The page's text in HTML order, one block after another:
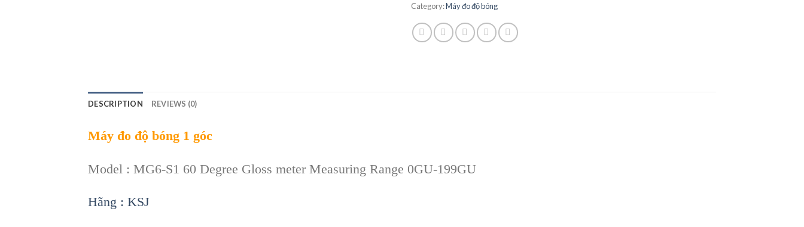
Category:Máy đo độ bóng
DESCRIPTION REVIEWS (0)
Máy đo độ bóng 1 góc
Model : MG6-S1 60 Degree Gloss meter Measuring Range 0GU-199GU
Hãng : KSJ